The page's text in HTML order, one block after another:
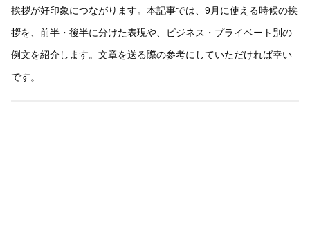
挨拶が好印象につながります。本記事では、9月に使える時候の挨
拶を、前半・後半に分けた表現や、ビジネス・プライベート別の
例文を紹介します。文章を送る際の参考にしていただければ幸い
です。